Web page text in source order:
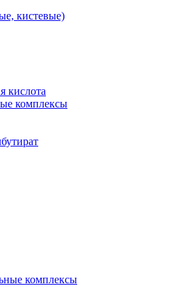
кистевые)
кислота
комплексы
комплексы